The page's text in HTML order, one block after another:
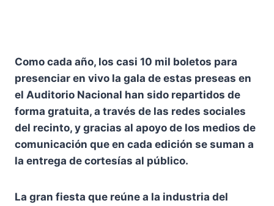
Como cada año, los casi 10 mil boletos para
presenciar en vivo la gala de estas preseas en
el Auditorio Nacional han sido repartidos de
forma gratuita, a través de las redes sociales
del recinto, y gracias al apoyo de los medios de
comunicación que en cada edición se suman a
la entrega de cortesías al público.
La gran fiesta que reúne a la industria del